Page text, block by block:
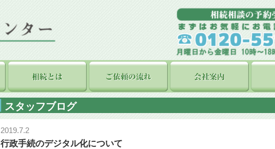
スタッフブログ
2019.7.2
行政手続のデジタル化について